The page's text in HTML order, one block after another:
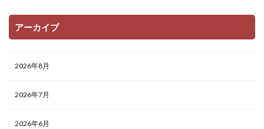
アーカイブ
2026年8月
2026年7月
2026年6月